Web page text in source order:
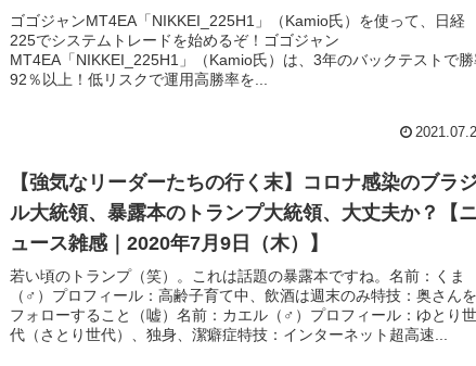
ゴゴジャンMT4EA「NIKKEI_225H1」（Kamio氏）を使って、日経
225でシステムトレードを始めるぞ！ゴゴジャン
MT4EA「NIKKEI_225H1」（Kamio氏）は、3年のバックテストで
92％以上！低リスクで運用高勝率を...
【強気なリーダーたちの行く末】コロナ感染のブラ
ル大統領、暴露本のトランプ大統領、大丈夫か？【ニ
ュース雑感｜2020年7月9日（木）】
若い頃のトランプ（笑）。これは話題の暴露本ですね。名前：くま
（♂）プロフィール：高齢子育て中、飲酒は週末のみ特技：奥さんを
フォローすること（嘘）名前：カエル（♂）プロフィール：ゆとり世
代（さとり世代）、独身、潔癖症特技：インターネット超高速...